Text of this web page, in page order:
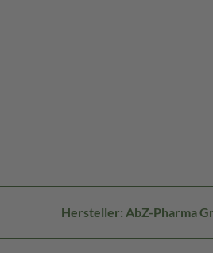
Hersteller: AbZ-Pharma